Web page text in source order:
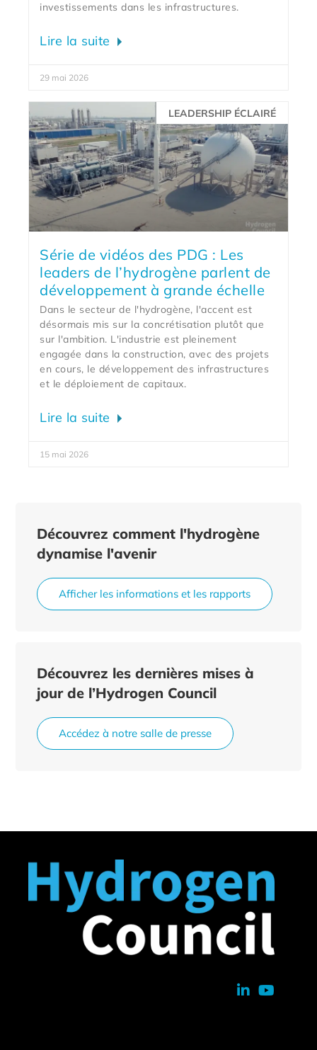
investissements dans les infrastructures.
Lire la suite
29 mai 2026
LEADERSHIP ÉCLAIRÉ
Série de vidéos des PDG : Les
leaders de l’hydrogène parlent de
développement à grande échelle
Dans le secteur de l'hydrogène, l'accent est
désormais mis sur la concrétisation plutôt que
sur l'ambition. L'industrie est pleinement
engagée dans la construction, avec des projets
en cours, le développement des infrastructures
et le déploiement de capitaux.
Lire la suite
15 mai 2026
Découvrez comment l'hydrogène
dynamise l'avenir
Afficher les informations et les rapports
Découvrez les dernières mises à
jour de l’Hydrogen Council
Accédez à notre salle de presse